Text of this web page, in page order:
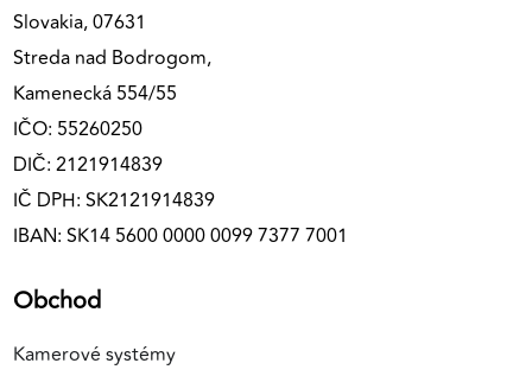
Slovakia, 07631
Streda nad Bodrogom,
Kamenecká 554/55
IČO: 55260250
DIČ: 2121914839
IČ DPH: SK2121914839
IBAN: SK14 5600 0000 0099 7377 7001
Obchod
Kamerové systémy